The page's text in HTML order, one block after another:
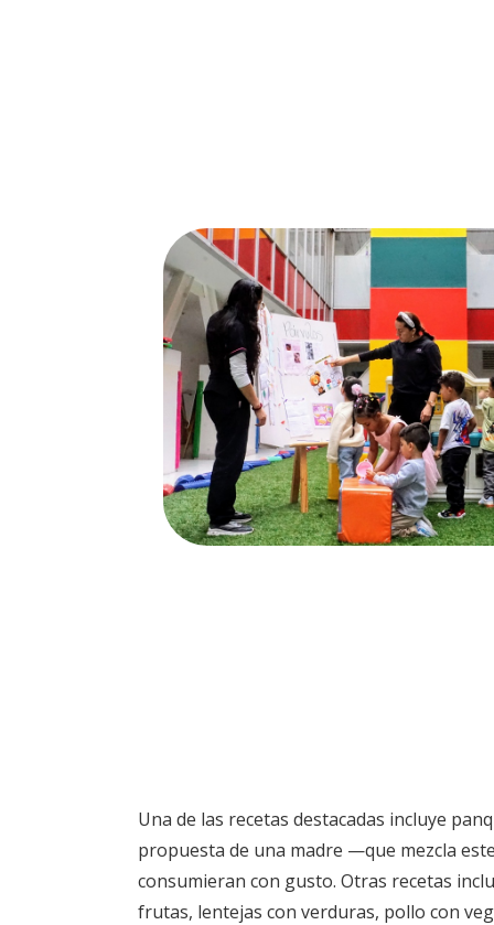
Una de las recetas destacadas incluye
propuesta de una madre —que mezcla
consumieran con gusto. Otras recetas
frutas, lentejas con verduras, pollo con